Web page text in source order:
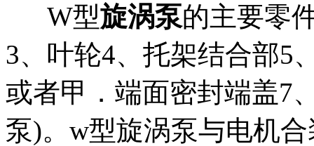
W型旋涡泵的主要零
3、叶轮4、托架结合部5
或者甲．端面密封端盖7
泵)。w型旋涡泵与电机